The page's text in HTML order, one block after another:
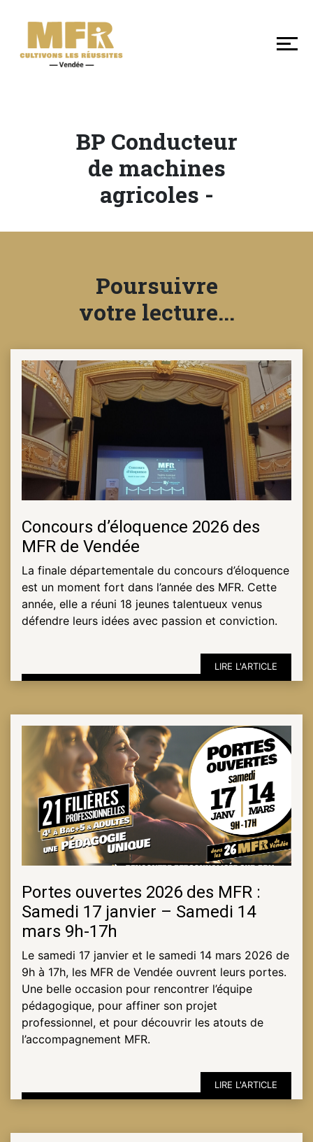
DÉCOUVRIR
NOS
MFR
ACTUALITÉ
VENEZ
TRAVAILLER
EN
MFR
PRENDRE
RENDEZ-
VOUS
NOUS
CONTACTER
PRO
BP Conducteur
de machines
agricoles -
Poursuivre
votre lecture...
Concours d’éloquence 2026 des
MFR de Vendée
La finale départementale du concours d’éloquence
est un moment fort dans l’année des MFR. Cette
année, elle a réuni 18 jeunes talentueux venus
défendre leurs idées avec passion et conviction.
LIRE L'ARTICLE
Portes ouvertes 2026 des MFR :
Samedi 17 janvier – Samedi 14
mars 9h-17h
Le samedi 17 janvier et le samedi 14 mars 2026 de
9h à 17h, les MFR de Vendée ouvrent leurs portes.
Une belle occasion pour rencontrer l’équipe
pédagogique, pour affiner son projet
professionnel, et pour découvrir les atouts de
l’accompagnement MFR.
LIRE L'ARTICLE